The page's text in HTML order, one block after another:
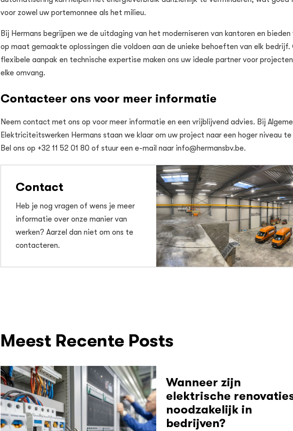
voor zowel uw portemonnee als het milieu.
Bij Hermans begrijpen we de uitdaging van het moderniseren van kantoren en bieden
op maat gemaakte oplossingen die voldoen aan de unieke behoeften van elk bedrijf.
flexibele aanpak en technische expertise maken ons uw ideale partner voor
elke omvang.
Contacteer ons voor meer informatie
Neem contact met ons op voor meer informatie en een vrijblijvend advies. Bij
Elektriciteitswerken Hermans staan we klaar om uw project naar een hoger niveau
Bel ons op +32 11 52 01 80 of stuur een e-mail naar info@hermansbv.be.
Contact
Heb je nog vragen of wens je meer
informatie over onze manier van
werken? Aarzel dan niet om ons te
contacteren.
Meest Recente Posts
Wanneer zijn
elektrische
noodzakelijk in
bedrijven?